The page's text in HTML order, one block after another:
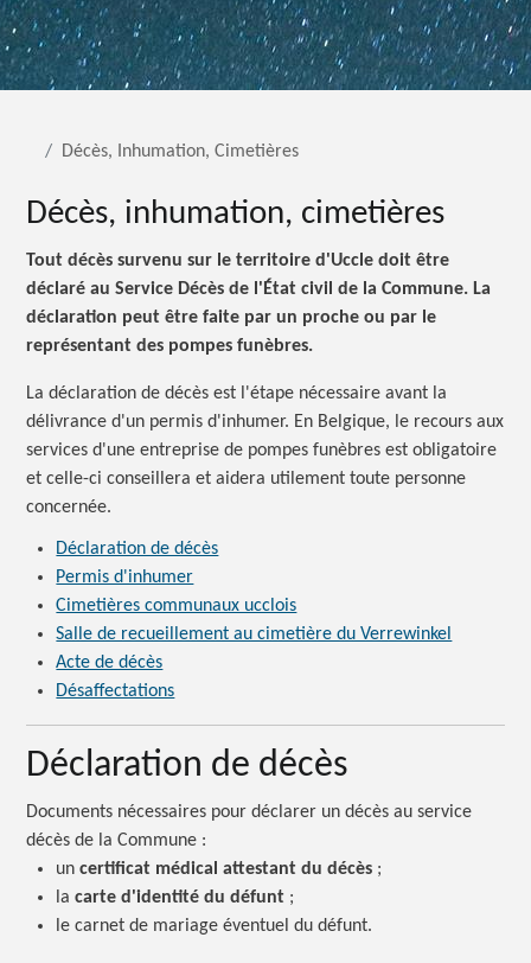
Décès, Inhumation, Cimetières
Décès, inhumation, cimetières
Tout décès survenu sur le territoire d'Uccle doit être
déclaré au Service Décès de l'État civil de la Commune. La
déclaration peut être faite par un proche ou par le
représentant des pompes funèbres.
La déclaration de décès est l'étape nécessaire avant la
délivrance d'un permis d'inhumer. En Belgique, le recours aux
services d'une entreprise de pompes funèbres est obligatoire
et celle-ci conseillera et aidera utilement toute personne
concernée.
Déclaration de décès
Permis d'inhumer
Cimetières communaux ucclois
Salle de recueillement au cimetière du Verrewinkel
Acte de décès
Désaffectations
Déclaration de décès
Documents nécessaires pour déclarer un décès au service
décès de laCommune :
uncertificat médical attestant du décès ;
lacarte d'identité du défunt ;
le carnet de mariage éventuel du défunt.